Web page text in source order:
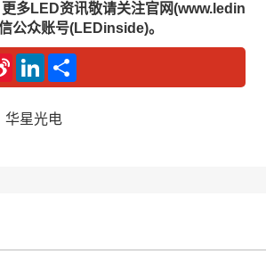
多LED资讯敬请关注官网(www.ledin
公众账号(LEDinside)。
S
n
W
L
n
e
华星光电